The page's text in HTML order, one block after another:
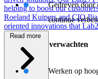
Gedreven door
continue
/ Wat je kunt verwachten
Werken op
helping to boost our
Roeland Kuipers and CIO
oriented innovations that
Read more